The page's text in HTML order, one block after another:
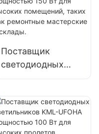
Вт для высоких
пролетов,
внутреннего
освещения
фабрик, складов и
Поставщик
светодиодных
светильников
мощностью 150
Вт для высоких
помещений, таких